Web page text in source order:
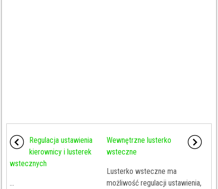
Regulacja ustawienia
kierownicy i lusterek
wstecznych
...
Wewnętrzne lusterko
wsteczne
Lusterko wsteczne ma
możliwość regulacji ustawienia,